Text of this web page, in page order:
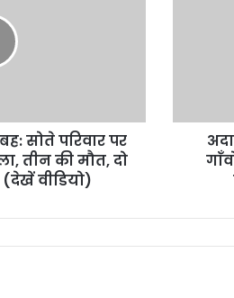
सोते परिवार पर
तीन की मौत, दो
वीडियो)